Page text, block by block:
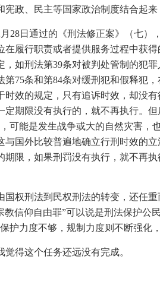
政、民主等国家政治制度结合起来
28日通过的《刑法修正案》（七）
履行职责或者提供服务过程中获
如刑法第39条对被判处管制的犯
75条和第84条对缓刑犯和假释犯
效的规定，只有追诉时效，却没
期限没有执行的，就不再执行。
可能是发生战争或大的自然灾害，
国外比较普遍地确立行刑时效的
限，如果刑罚没有执行，就不再
权刑法到民权刑法的转变，还任
信仰自由罪”可以说是刑法保护公
力度不够，规制力度则不断强化
得这个任务还远没有完成。